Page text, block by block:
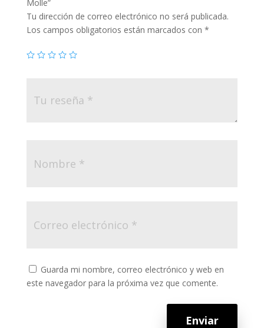
Molle”
Tu dirección de correo electrónico no será publicada.
Los campos obligatorios están marcados con *
Guarda mi nombre, correo electrónico y web en
este navegador para la próxima vez que comente.
Enviar